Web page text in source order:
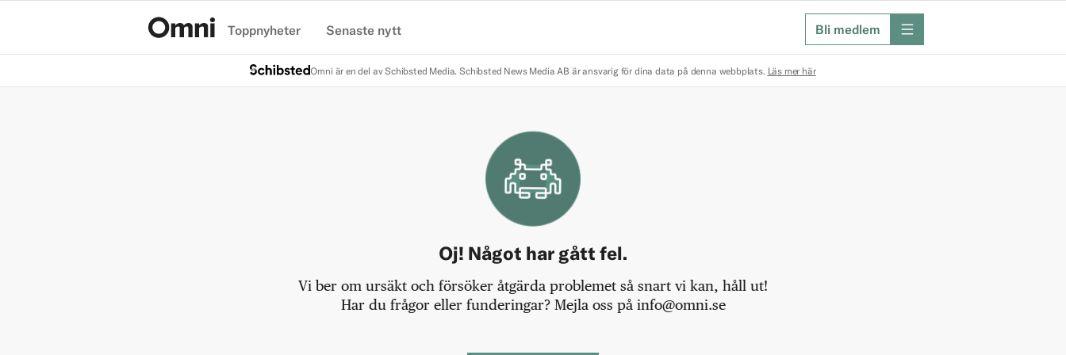
Toppnyheter Senaste nytt Bli medlem meny
Omni är en del av Schibsted Media. Schibsted News Media AB är ansvarig för dina data på denna webbplats. Läs mer här
Oj! Något har gått fel.
Vi ber om ursäkt och försöker åtgärda problemet så snart vi kan, håll ut!
Har du frågor eller funderingar? Mejla oss på info@omni.se